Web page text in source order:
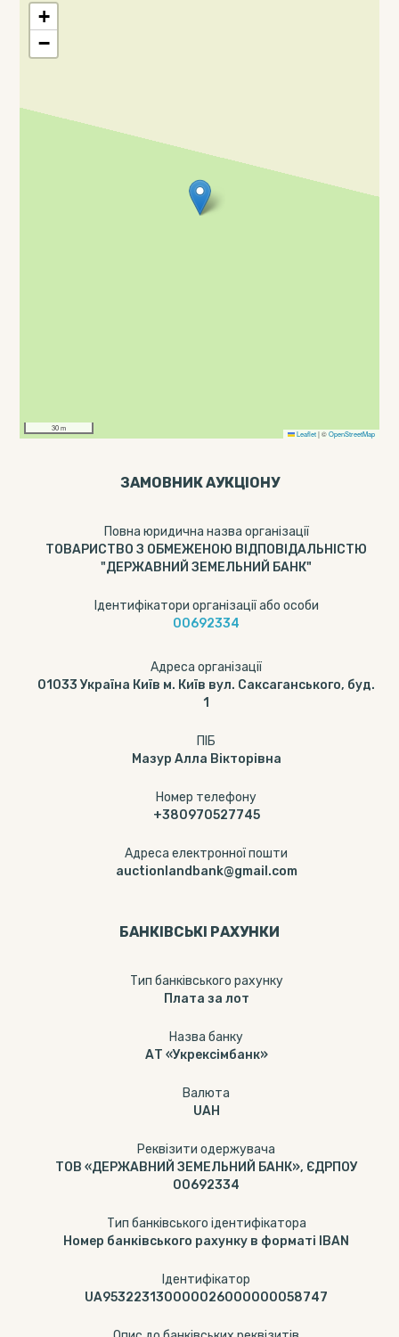
+
−
30 m
Leaflet |©OpenStreetMap
ЗАМОВНИК АУКЦІОНУ
Повна юридична назва організації
ТОВАРИСТВО З ОБМЕЖЕНОЮ ВІДПОВІДАЛЬНІСТЮ
"ДЕРЖАВНИЙ ЗЕМЕЛЬНИЙ БАНК"
Ідентифікатори організації або особи
00692334
Адреса організації
01033 Україна Київ м. Київ вул. Саксаганського, буд.
1
ПІБ
Мазур Алла Вікторівна
Номер телефону
+380970527745
Адреса електронної пошти
auctionlandbank@gmail.com
БАНКІВСЬКІ РАХУНКИ
Тип банкiвського рахунку
Плата за лот
Назва банку
АТ «Укрексімбанк»
Валюта
UAH
Реквізити одержувача
ТОВ «ДЕРЖАВНИЙ ЗЕМЕЛЬНИЙ БАНК», ЄДРПОУ
00692334
Тип банківського ідентифікатора
Номер банківського рахунку в форматі IBAN
Ідентифікатор
UA953223130000026000000058747